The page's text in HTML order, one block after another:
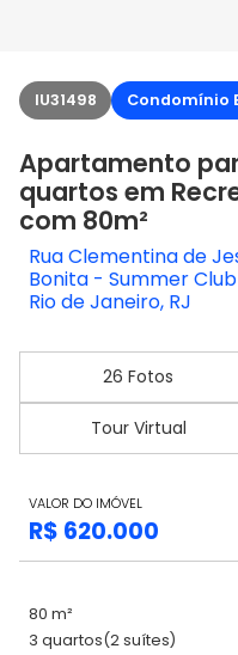
IU31498 Condomínio
Apartamento
quartos em
com 80m²
Rua Clementina de
Bonita - Summer
Rio de Janeiro, RJ
26 Fotos
Tour Virtual
VALOR DO IMÓVEL
R$ 620.000
80 m²
3 quartos(2 suítes)